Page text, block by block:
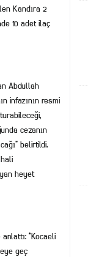
Kandıra 2
10 adet ilaç
Abdullah
infazının resmi
cezanın
belirtildi.
heyet
“Kocaeli
geç